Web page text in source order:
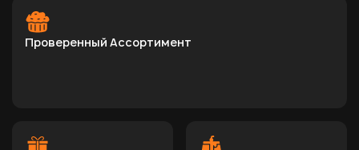
Проверенный Ассортимент